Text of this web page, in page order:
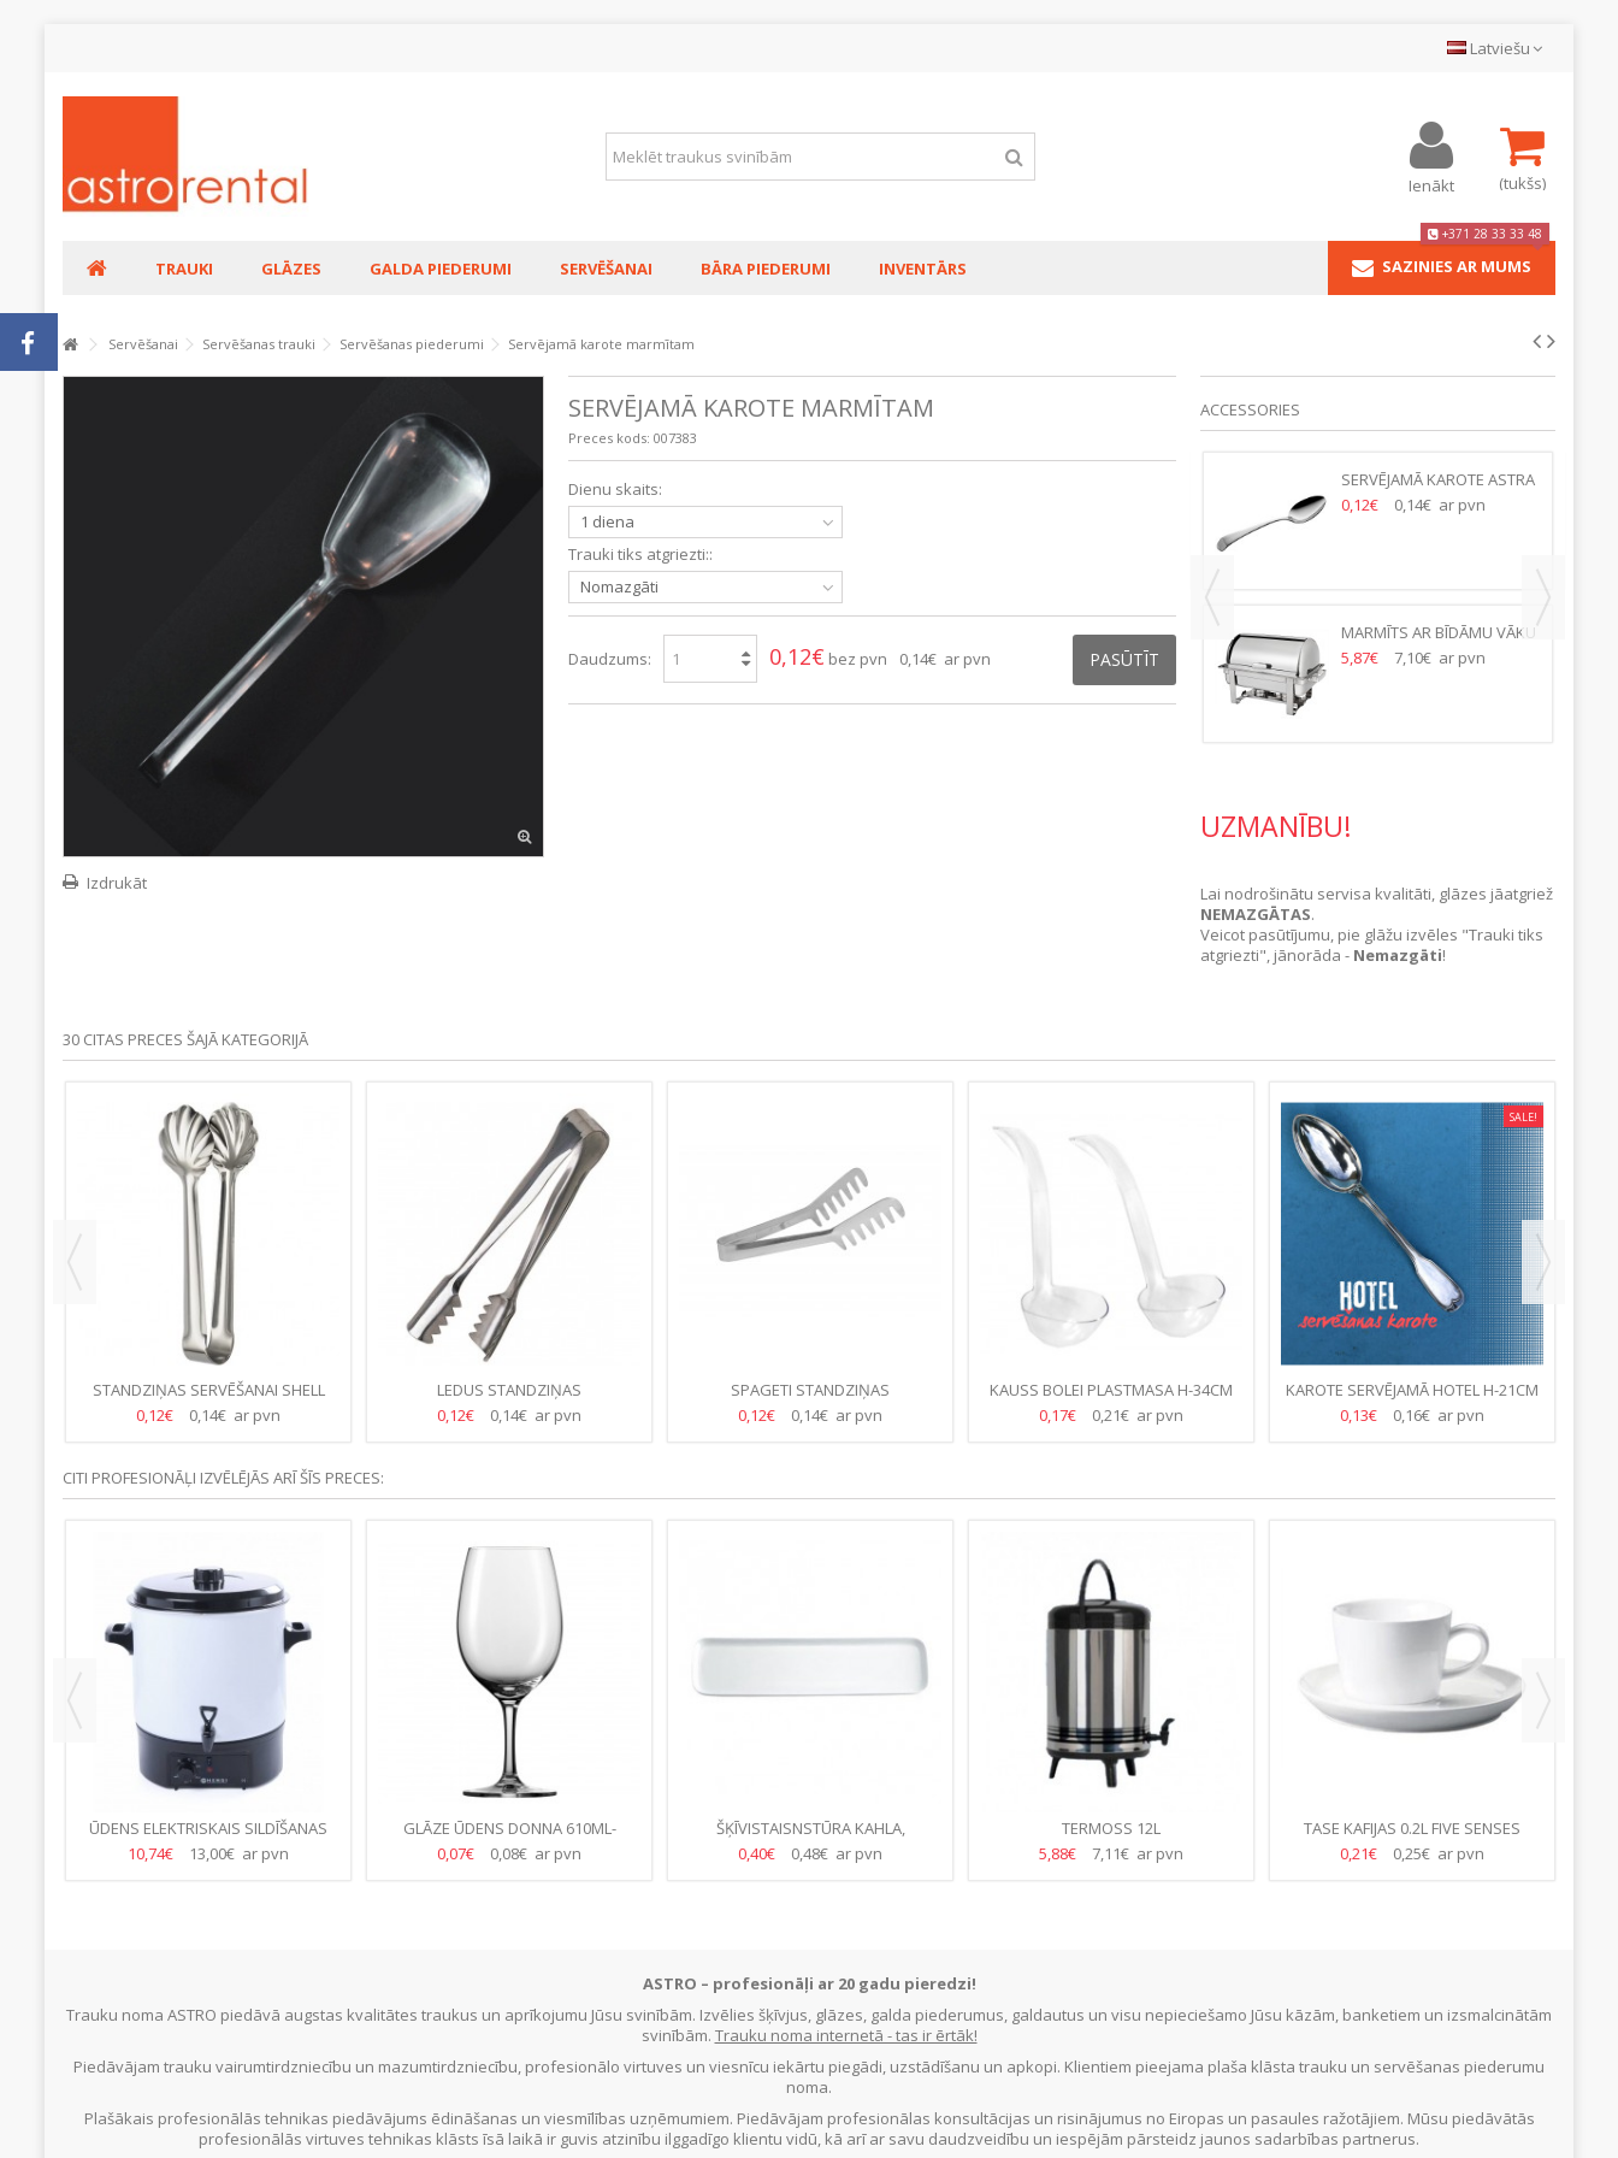
Latviešu
(tukšs)
Ienākt
TRAUKI GLĀZES GALDA PIEDERUMI SERVĒŠANAI BĀRA PIEDERUMI INVENTĀRS SAZINIES AR MUMS
+371 28 33 33 48
Servēšanai Servēšanas trauki Servēšanas piederumi Servējamā karote marmītam
Izdrukāt
SERVĒJAMĀ KAROTE MARMĪTAM
Preces kods: 007383
Dienu skaits:
1 diena
Trauki tiks atgriezti::
Nomazgāti
PASŪTĪT
Daudzums: 0,12€ bez pvn 0,14€ ar pvn
ACCESSORIES
SERVĒJAMĀ KAROTE ASTRA
24CM
0,12€ 0,14€ ar pvn
MARMĪTS AR BĪDĀMU VĀKU
HENDI
5,87€ 7,10€ ar pvn
UZMANĪBU!
Lai nodrošinātu servisa kvalitāti, glāzes jāatgriež
NEMAZGĀTAS.
Veicot pasūtījumu, pie glāžu izvēles "Trauki tiks
atgriezti", jānorāda - Nemazgāti!
30 CITAS PRECES ŠAJĀ KATEGORIJĀ
STANDZIŅAS SERVĒŠANAI SHELL
0,12€
0,14€ ar pvn
LEDUS STANDZIŅAS
0,12€
0,14€ ar pvn
SPAGETI STANDZIŅAS
0,12€
0,14€ ar pvn
KAUSS BOLEI PLASTMASA H-34CM
0,17€
0,21€ ar pvn
SALE!
KAROTE SERVĒJAMĀ HOTEL H-21CM
0,13€
0,16€ ar pvn
CITI PROFESIONĀĻI IZVĒLĒJĀS ARĪ ŠĪS PRECES:
ŪDENS ELEKTRISKAIS SILDĪŠANAS
BOILERIS- BALTS 27L
10,74€ 13,00€ ar pvn
GLĀZE ŪDENS DONNA 610ML-
(24.GB/KASTE)
0,07€ 0,08€ ar pvn
ŠĶĪVISTAISNSTŪRA KAHLA,
PORCELĀNS 44*11CM
0,40€ 0,48€ ar pvn
TERMOSS 12L
5,88€
7,11€ ar pvn
TASE KAFIJAS 0.2L FIVE SENSES
0,21€
0,25€ ar pvn
ASTRO – profesionāļi ar 20 gadu pieredzi!
Trauku noma ASTRO piedāvā augstas kvalitātes traukus un aprīkojumu Jūsu svinībām. Izvēlies šķīvjus, glāzes, galda piederumus, galdautus un visu nepieciešamo Jūsu kāzām, banketiem un izsmalcinātām
svinībām. Trauku noma internetā - tas ir ērtāk!
Piedāvājam trauku vairumtirdzniecību un mazumtirdzniecību, profesionālo virtuves un viesnīcu iekārtu piegādi, uzstādīšanu un apkopi. Klientiem pieejama plaša klāsta trauku un servēšanas piederumu
noma.
Plašākais profesionālās tehnikas piedāvājums ēdināšanas un viesmīlības uzņēmumiem. Piedāvājam profesionālas konsultācijas un risinājumus no Eiropas un pasaules ražotājiem. Mūsu piedāvātās
profesionālās virtuves tehnikas klāsts īsā laikā ir guvis atzinību ilggadīgo klientu vidū, kā arī ar savu daudzveidību un iespējām pārsteidz jaunos sadarbības partnerus.